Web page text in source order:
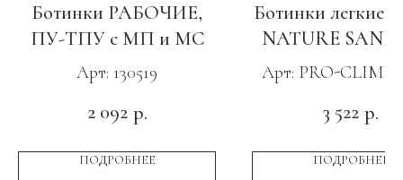
Ботинки РАБОЧИЕ,
ПУ-ТПУ с МП и МС
Арт: 130519
2 092 р.
ПОДРОБНЕЕ
Ботинки легкие
NATURE SAND
Арт: PRO-
3 522 р.
ПОДРОБНЕЕ